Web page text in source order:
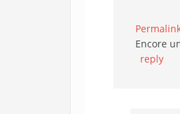
Encore
reply